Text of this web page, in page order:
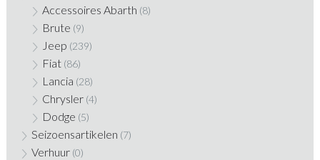
Accessoires Abarth (8)
Brute (9)
Jeep (239)
Fiat (86)
Lancia (28)
Chrysler (4)
Dodge (5)
Seizoensartikelen (7)
Verhuur (0)